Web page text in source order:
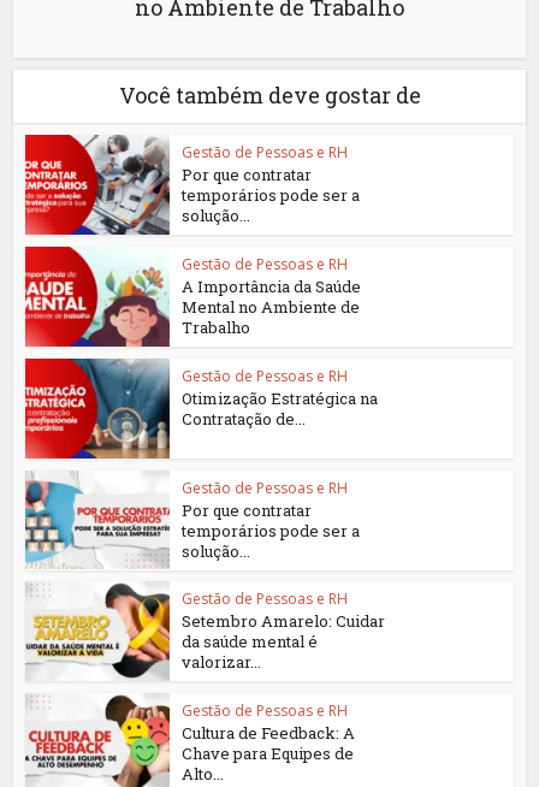
no Ambiente de Trabalho
Você também deve gostar de
Gestão de Pessoas e RH
Por que contratar
temporários pode ser a
solução...
Gestão de Pessoas e RH
A Importância da Saúde
Mental no Ambiente de
Trabalho
Gestão de Pessoas e RH
Otimização Estratégica na
Contratação de...
Gestão de Pessoas e RH
Por que contratar
temporários pode ser a
solução...
Gestão de Pessoas e RH
Setembro Amarelo: Cuidar
da saúde mental é
valorizar...
Gestão de Pessoas e RH
Cultura de Feedback: A
Chave para Equipes de
Alto...